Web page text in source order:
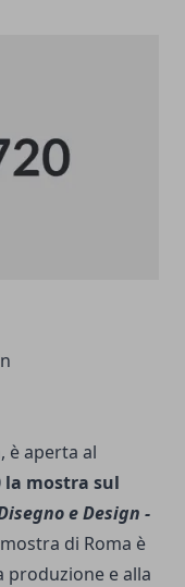
, è aperta al
la mostra sul
e Design -
di Roma è
produzione e alla